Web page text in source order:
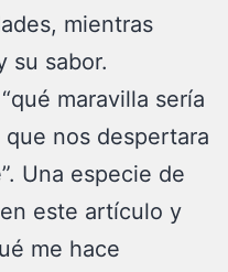
mientras
su sabor.
maravilla sería
nos despertara
Una especie de
este artículo y
me hace